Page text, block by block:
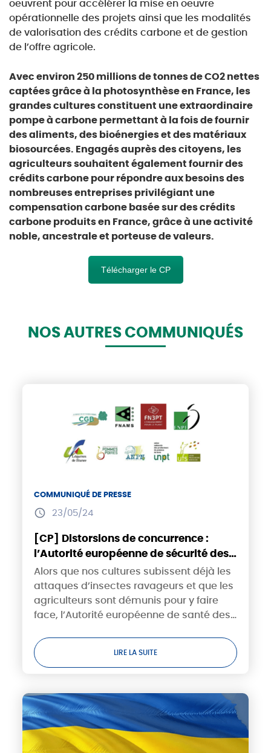
oeuvrent pour accélérer la mise en oeuvre
opérationnelle des projets ainsi que les modalités
de valorisation des crédits carbone et de gestion
de l’offre agricole.
Avec environ 250 millions de tonnes de CO2 nettes
captées grâce à la photosynthèse en France, les
grandes cultures constituent une extraordinaire
pompe à carbone permettant à la fois de fournir
des aliments, des bioénergies et des matériaux
biosourcées. Engagés auprès des citoyens, les
agriculteurs souhaitent également fournir des
crédits carbone pour répondre aux besoins des
nombreuses entreprises privilégiant une
compensation carbone basée sur des crédits
carbone produits en France, grâce à une activité
noble, ancestrale et porteuse de valeurs.
Télécharger le CP
NOS AUTRES COMMUNIQUÉS
COMMUNIQUÉ DE PRESSE
23/05/24
[CP] Distorsions de concurrence :
l’Autorité européenne de sécurité des
aliments valide l’acétamipride,
toujours interdite en France
Alors que nos cultures subissent déjà les
attaques d’insectes ravageurs et que les
agriculteurs sont démunis pour y faire
face, l’Autorité européenne de santé des
sur l’acétamipride, substance active...
LIRE LA SUITE